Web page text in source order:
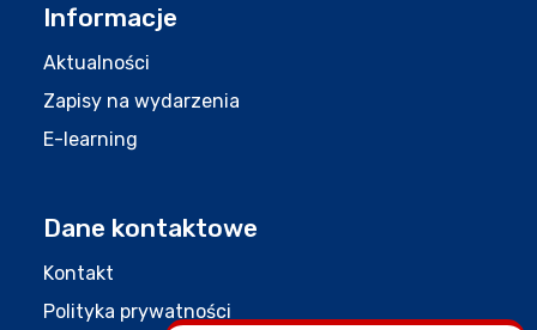
Informacje
Aktualności
Zapisy na wydarzenia
E-learning
Dane kontaktowe
Kontakt
Polityka prywatności